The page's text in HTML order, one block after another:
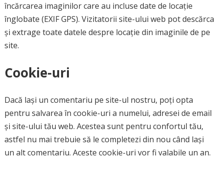
încărcarea imaginilor care au incluse date de locație
înglobate (EXIF GPS). Vizitatorii site-ului web pot descărca
și extrage toate datele despre locație din imaginile de pe
site.
Cookie-uri
Dacă lași un comentariu pe site-ul nostru, poți opta
pentru salvarea în cookie-uri a numelui, adresei de email
și site-ului tău web. Acestea sunt pentru confortul tău,
astfel nu mai trebuie să le completezi din nou când lași
un alt comentariu. Aceste cookie-uri vor fi valabile un an.